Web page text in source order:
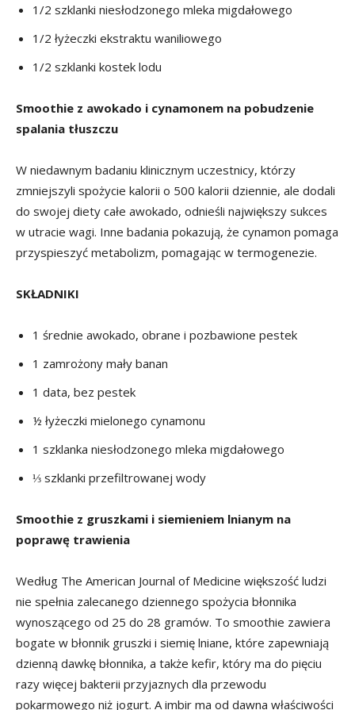
1/2 szklanki niesłodzonego mleka migdałowego
1/2 łyżeczki ekstraktu waniliowego
1/2 szklanki kostek lodu
Smoothie z awokado i cynamonem na pobudzenie
spalania tłuszczu
W niedawnym badaniu klinicznym uczestnicy, którzy
zmniejszyli spożycie kalorii o 500 kalorii dziennie, ale dodali
do swojej diety całe awokado, odnieśli największy sukces
w utracie wagi. Inne badania pokazują, że cynamon pomaga
przyspieszyć metabolizm, pomagając w termogenezie.
SKŁADNIKI
1 średnie awokado, obrane i pozbawione pestek
1 zamrożony mały banan
1 data, bez pestek
½ łyżeczki mielonego cynamonu
1 szklanka niesłodzonego mleka migdałowego
⅓ szklanki przefiltrowanej wody
Smoothie z gruszkami i siemieniem lnianym na
poprawę trawienia
Według The American Journal of Medicine większość ludzi
nie spełnia zalecanego dziennego spożycia błonnika
wynoszącego od 25 do 28 gramów. To smoothie zawiera
bogate w błonnik gruszki i siemię lniane, które zapewniają
dzienną dawkę błonnika, a także kefir, który ma do pięciu
razy więcej bakterii przyjaznych dla przewodu
pokarmowego niż jogurt. A imbir ma od dawna właściwości